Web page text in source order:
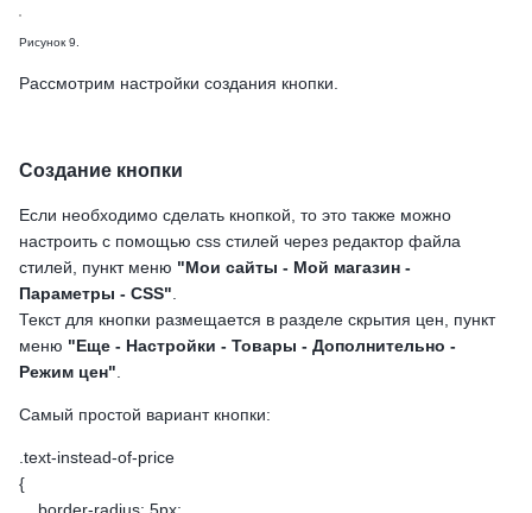
Рисунок 9.
Рассмотрим настройки создания кнопки.
Создание кнопки
Если необходимо сделать кнопкой, то это также можно
настроить с помощью css стилей через редактор файла
стилей, пункт меню "Мои сайты - Мой магазин -
Параметры - CSS"
Текст для кнопки размещается в разделе скрытия цен, пункт
меню "Еще - Настройки - Товары - Дополнительно -
Режим цен"
Самый простой вариант кнопки:
.text-instead-of-price
{